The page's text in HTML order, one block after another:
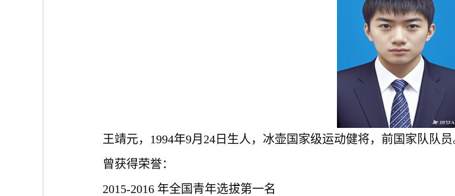
王靖元， 1994年9月24日生人，冰壶国家级运动健将，前国家队队员
曾获得荣誉：
2015-2016 年全国青年选拔第一名